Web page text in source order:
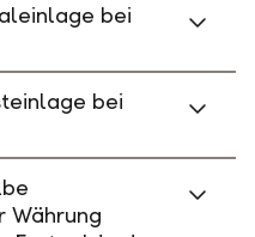
bei
bei
Währung